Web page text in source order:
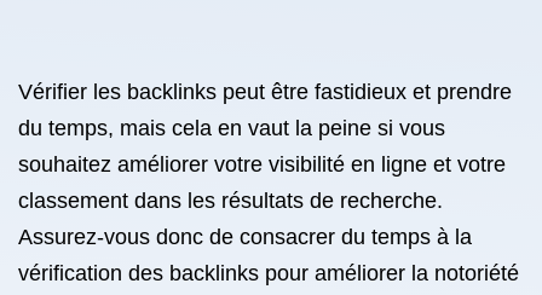
Vérifier les backlinks peut être fastidieux et prendre
du temps, mais cela en vaut la peine si vous
souhaitez améliorer votre visibilité en ligne et votre
classement dans les résultats de recherche.
Assurez-vous donc de consacrer du temps à la
vérification des backlinks pour améliorer la notoriété